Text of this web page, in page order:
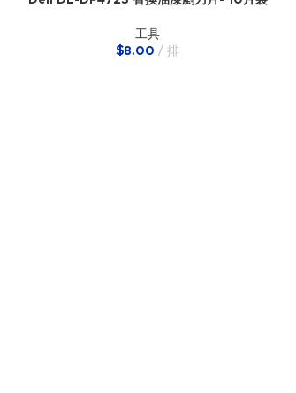
工具
$8.00 排